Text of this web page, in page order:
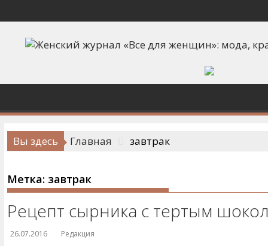
к
Вы здесь Главная завтрак
Метка: завтрак
Рецепт сырника с тертым
26.07.2016 Редакция